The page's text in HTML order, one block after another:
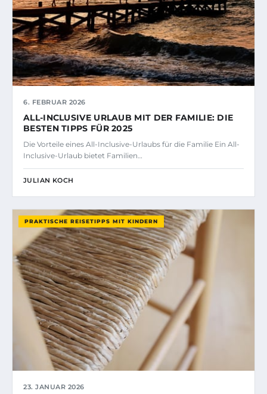
6. FEBRUAR 2026
ALL-INCLUSIVE URLAUB MIT DER FAMILIE: DIE
BESTEN TIPPS FÜR 2025
Die Vorteile eines All-Inclusive-Urlaubs für die Familie Ein All-
Inclusive-Urlaub bietet Familien…
JULIAN KOCH
PRAKTISCHE REISETIPPS MIT KINDERN
23. JANUAR 2026